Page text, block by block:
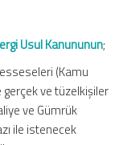
Usul Kanununun;
(Kamu
ve tüzelkişiler
ve Gümrük
ile istenecek